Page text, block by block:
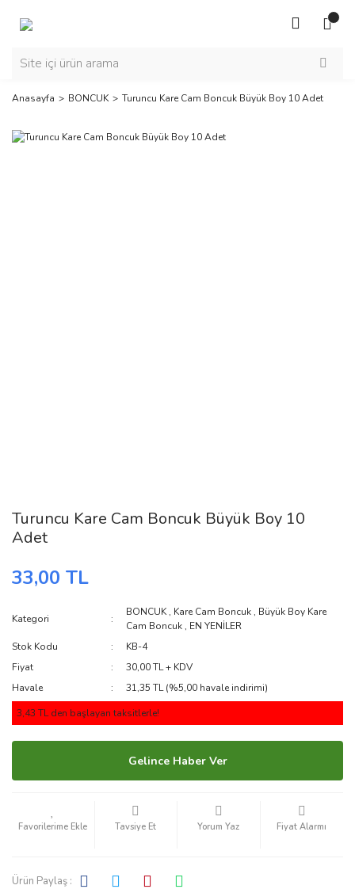
Anasayfa BONCUK Turuncu Kare Cam Boncuk Büyük Boy 10 Adet
Turuncu Kare Cam Boncuk Büyük Boy 10
Adet
33,00 TL
Kategori
BONCUK , Kare Cam Boncuk , Büyük Boy Kare
Cam Boncuk , EN YENİLER
Stok Kodu
KB-4
Fiyat
30,00 TL + KDV
Havale
31,35 TL (%5,00 havale indirimi)
3,43 TL den başlayan taksitlerle!
Gelince Haber Ver
Tavsiye Et Yorum Yaz Fiyat Alarmı
Ürün Paylaş :